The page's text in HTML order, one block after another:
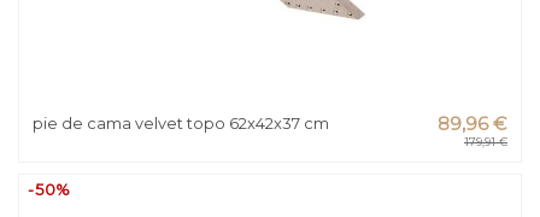
pie de cama velvet topo 62x42x37 cm 89,96 €
179,91 €
-50%